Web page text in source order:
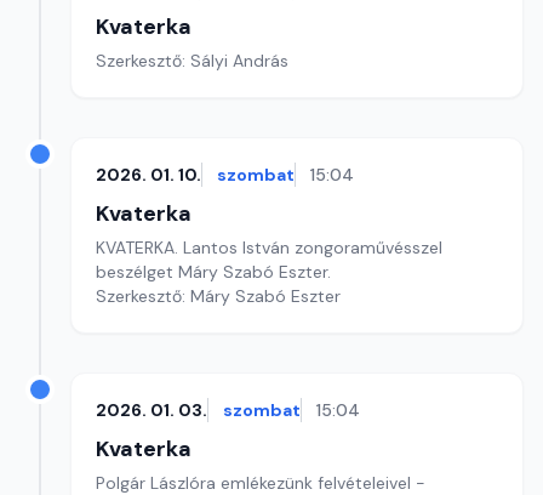
Kvaterka
Szerkesztő: Sályi András
2026. 01. 10. szombat 15:04
Kvaterka
KVATERKA. Lantos István zongoraművésszel
beszélget Máry Szabó Eszter.
Szerkesztő: Máry Szabó Eszter
2026. 01. 03. szombat 15:04
Kvaterka
Polgár Lászlóra emlékezünk felvételeivel -